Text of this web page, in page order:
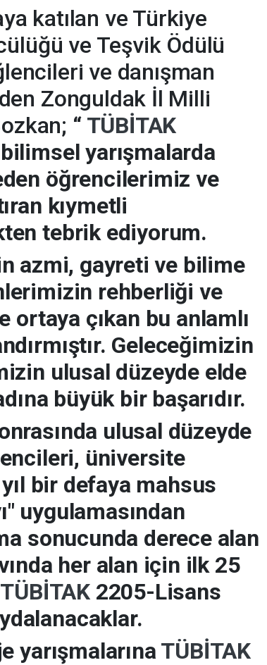
katılan ve Türkiye
ve Teşvik Ödülü
ve danışman
Zonguldak İl Milli
“ TÜBİTAK
yarışmalarda
öğrencilerimiz ve
kıymetli
tebrik ediyorum.
gayreti ve bilime
rehberliği ve
ortaya çıkan bu anlamlı
Geleceğimizin
ulusal düzeyde elde
büyük bir başarıdır.
ulusal düzeyde
üniversite
bir defaya mahsus
uygulamasından
sonucunda derece alan
her alan için ilk 25
TÜBİTAK 2205-Lisans
yarışmalarına TÜBİTAK